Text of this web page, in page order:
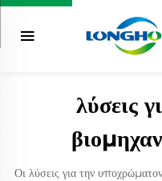
λύσεις
Οι λύσεις για την